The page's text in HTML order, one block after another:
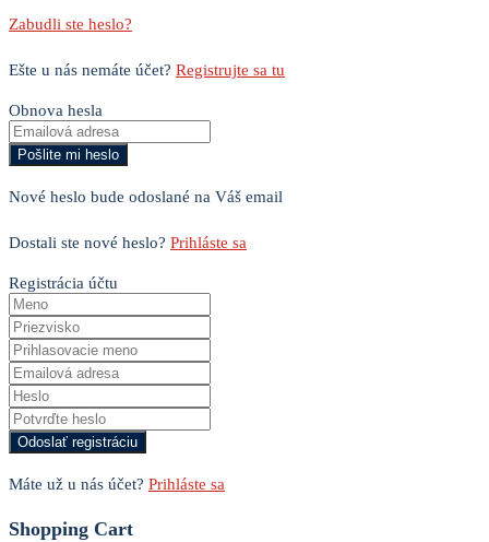
Zabudli ste heslo?
Ešte u nás nemáte účet? Registrujte sa tu
Obnova hesla
Nové heslo bude odoslané na Váš email
Dostali ste nové heslo? Prihláste sa
Registrácia účtu
Máte už u nás účet? Prihláste sa
Shopping Cart